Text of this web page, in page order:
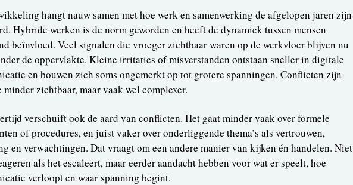
hangt nauw samen met hoe werk en samenwerking de afgelopen jaren zijn
Hybride werken is de norm geworden en heeft de dynamiek tussen mensen
beïnvloed. Veel signalen die vroeger zichtbaar waren op de werkvloer blijven nu
de oppervlakte. Kleine irritaties of misverstanden ontstaan sneller in digitale
en bouwen zich soms ongemerkt op tot grotere spanningen. Conflicten zijn
minder zichtbaar, maar vaak wel complexer.
verschuift ook de aard van conflicten. Het gaat minder vaak over formele
of procedures, en juist vaker over onderliggende thema’s als vertrouwen,
en verwachtingen. Dat vraagt om een andere manier van kijken én handelen. Niet
als het escaleert, maar eerder aandacht hebben voor wat er speelt, hoe
verloopt en waar spanning begint.